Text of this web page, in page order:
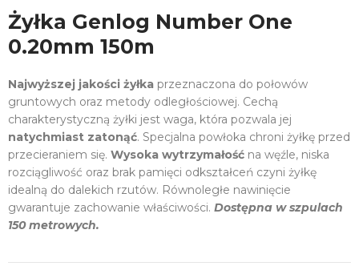
Żyłka Genlog Number One
0.20mm 150m
Najwyższej jakości żyłka przeznaczona do połowów
gruntowych oraz metody odległościowej. Cechą
charakterystyczną żyłki jest waga, która pozwala jej
natychmiast zatonąć. Specjalna powłoka chroni żyłkę przed
przecieraniem się. Wysoka wytrzymałość na węźle, niska
rozciągliwość oraz brak pamięci odkształceń czyni żyłkę
idealną do dalekich rzutów. Równoległe nawinięcie
gwarantuje zachowanie właściwości. Dostępna w szpulach
150 metrowych.